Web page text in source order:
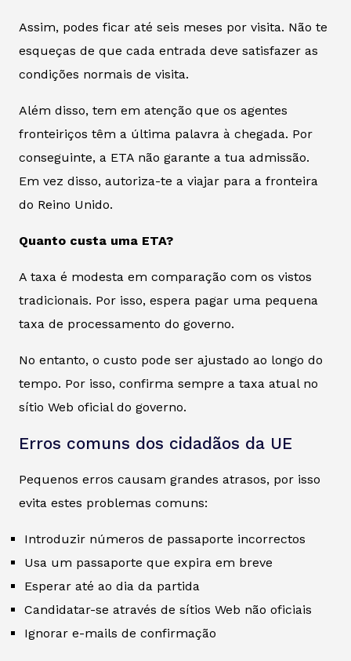
Assim, podes ficar até seis meses por visita. Não te
esqueças de que cada entrada deve satisfazer as
condições normais de visita.
Além disso, tem em atenção que os agentes
fronteiriços têm a última palavra à chegada. Por
conseguinte, a ETA não garante a tua admissão.
Em vez disso, autoriza-te a viajar para a fronteira
do Reino Unido.
Quanto custa uma ETA?
A taxa é modesta em comparação com os vistos
tradicionais. Por isso, espera pagar uma pequena
taxa de processamento do governo.
No entanto, o custo pode ser ajustado ao longo do
tempo. Por isso, confirma sempre a taxa atual no
sítio Web oficial do governo.
Erros comuns dos cidadãos da UE
Pequenos erros causam grandes atrasos, por isso
evita estes problemas comuns:
Introduzir números de passaporte incorrectos
Usa um passaporte que expira em breve
Esperar até ao dia da partida
Candidatar-se através de sítios Web não oficiais
Ignorar e-mails de confirmação